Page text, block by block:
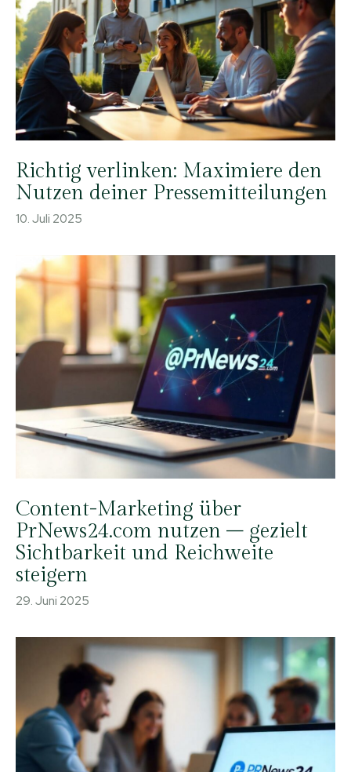
Richtig verlinken: Maximiere den
Nutzen deiner Pressemitteilungen
10. Juli 2025
Content-Marketing über
PrNews24.com nutzen – gezielt
Sichtbarkeit und Reichweite
steigern
29. Juni 2025